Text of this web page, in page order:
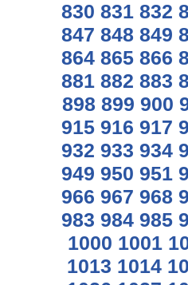
830 831 832
847 848 849
864 865 866
881 882 883
898 899 900
915 916 917
932 933 934
949 950 951
966 967 968
983 984 985
1000 1001
1013 1014